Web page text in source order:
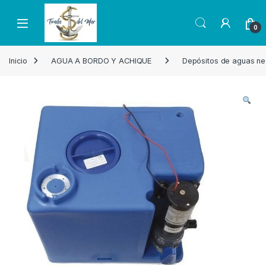
Skip to navigation
Skip to content
Open 0
Inicio AGUA A BORDO Y ACHIQUE Depósitos de aguas